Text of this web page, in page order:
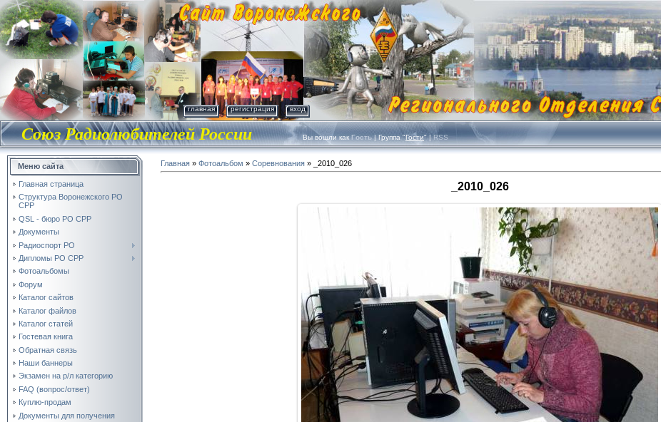
главная регистрация вход
Союз Радиолюбителей России Вы вошли какГость| Группа "Гости" |RSS
Меню сайта
Главная страница
Структура Воронежского РО
СРР
QSL - бюро РО СРР
Документы
Радиоспорт РО
Дипломы РО СРР
Фотоальбомы
Форум
Каталог сайтов
Каталог файлов
Каталог статей
Гостевая книга
Обратная связь
Наши баннеры
Экзамен на р/л категорию
FAQ (вопрос/ответ)
Куплю-продам
Документы для получения
Главная » Фотоальбом » Соревнования » _2010_026
_2010_026